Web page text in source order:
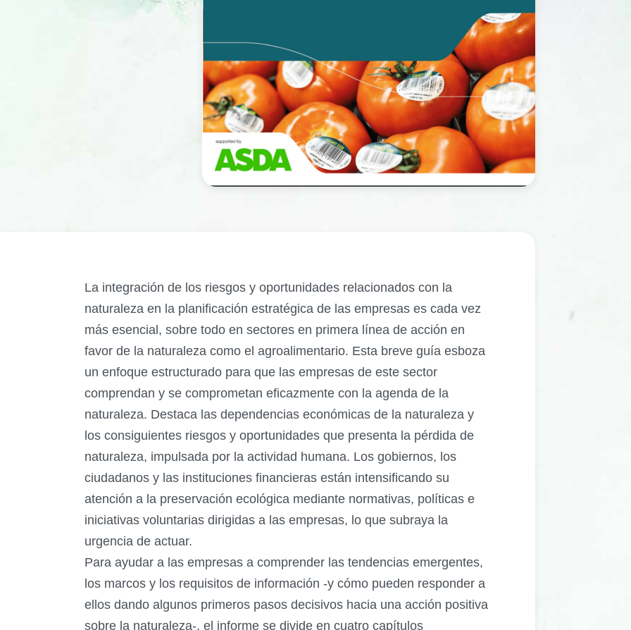
La integración de los riesgos y oportunidades relacionados con la
naturaleza en la planificación estratégica de las empresas es cada vez
más esencial, sobre todo en sectores en primera línea de acción en
favor de la naturaleza como el agroalimentario. Esta breve guía esboza
un enfoque estructurado para que las empresas de este sector
comprendan y se comprometan eficazmente con la agenda de la
naturaleza. Destaca las dependencias económicas de la naturaleza y
los consiguientes riesgos y oportunidades que presenta la pérdida de
naturaleza, impulsada por la actividad humana. Los gobiernos, los
ciudadanos y las instituciones financieras están intensificando su
atención a la preservación ecológica mediante normativas, políticas e
iniciativas voluntarias dirigidas a las empresas, lo que subraya la
urgencia de actuar.
Para ayudar a las empresas a comprender las tendencias emergentes,
los marcos y los requisitos de información -y cómo pueden responder a
ellos dando algunos primeros pasos decisivos hacia una acción positiva
sobre la naturaleza-, el informe se divide en cuatro capítulos